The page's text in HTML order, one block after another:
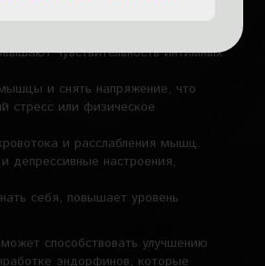
что способствует
чувствительность интимных
и снять напряжение, что
стресс или физическое
и расслабления мышц.
депрессивные настроения,
себя, повышает уровень
способствовать улучшению
эндорфинов, которые